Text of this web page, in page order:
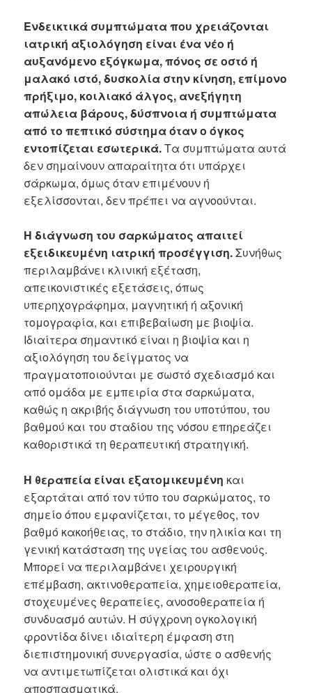
Ενδεικτικά συμπτώματα που χρειάζονται
ιατρική αξιολόγηση είναι ένα νέο ή
αυξανόμενο εξόγκωμα, πόνος σε οστό ή
μαλακό ιστό, δυσκολία στην κίνηση, επίμονο
πρήξιμο, κοιλιακό άλγος, ανεξήγητη
απώλεια βάρους, δύσπνοια ή συμπτώματα
από το πεπτικό σύστημα όταν ο όγκος
εντοπίζεται εσωτερικά.Τα συμπτώματα αυτά
δεν σημαίνουν απαραίτητα ότι υπάρχει
σάρκωμα, όμως όταν επιμένουν ή
εξελίσσονται, δεν πρέπει να αγνοούνται.
Η διάγνωση του σαρκώματος απαιτεί
εξειδικευμένη ιατρική προσέγγιση.Συνήθως
περιλαμβάνει κλινική εξέταση,
απεικονιστικές εξετάσεις, όπως
υπερηχογράφημα, μαγνητική ή αξονική
τομογραφία, και επιβεβαίωση με βιοψία.
Ιδιαίτερα σημαντικό είναι η βιοψία και η
αξιολόγηση του δείγματος να
πραγματοποιούνται με σωστό σχεδιασμό και
από ομάδα με εμπειρία στα σαρκώματα,
καθώς η ακριβής διάγνωση του υποτύπου, του
βαθμού και του σταδίου της νόσου επηρεάζει
καθοριστικά τη θεραπευτική στρατηγική.
Η θεραπεία είναι εξατομικευμένη και
εξαρτάται από τον τύπο του σαρκώματος, το
σημείο όπου εμφανίζεται, το μέγεθος, τον
βαθμό κακοήθειας, το στάδιο, την ηλικία και τη
γενική κατάσταση της υγείας του ασθενούς.
Μπορεί να περιλαμβάνει χειρουργική
επέμβαση, ακτινοθεραπεία, χημειοθεραπεία,
στοχευμένες θεραπείες, ανοσοθεραπεία ή
συνδυασμό αυτών. Η σύγχρονη ογκολογική
φροντίδα δίνει ιδιαίτερη έμφαση στη
διεπιστημονική συνεργασία, ώστε ο ασθενής
να αντιμετωπίζεται ολιστικά και όχι
αποσπασματικά.